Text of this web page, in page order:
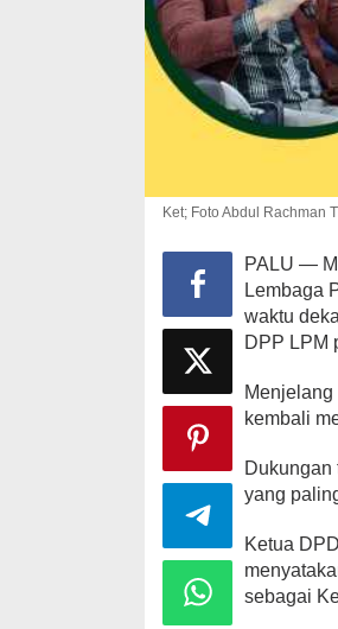
Ket; Foto Abdul Rachman
PALU —
Lembaga
waktu
DPP LPM
kembali
Dukungan
yang
Ketua
sebagai